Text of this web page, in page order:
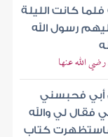
فلما كانت الليلة
رسول الله
الله عنها
أبي فحبسني
فقال لي والله
فاستظهرت كتاب